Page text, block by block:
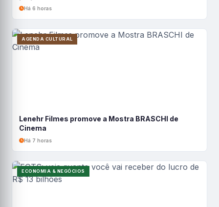
Há 6 horas
AGENDA CULTURAL
Lenehr Filmes promove a Mostra BRASCHI de
Cinema
Há 7 horas
ECONOMIA & NEGÓCIOS